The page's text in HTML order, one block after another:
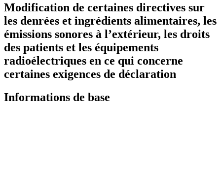
Modification de certaines directives sur
les denrées et ingrédients alimentaires, les
émissions sonores à l’extérieur, les droits
des patients et les équipements
radioélectriques en ce qui concerne
certaines exigences de déclaration
Informations de base